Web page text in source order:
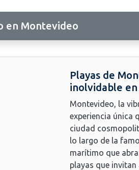
en Montevideo
Playas de
inolvidable en
Montevideo, la
experiencia única
ciudad
lo largo de la
marítimo que
playas que